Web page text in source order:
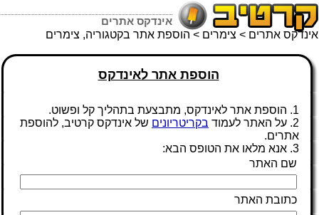
אינדקס אתרים
אינדקס אתרים > צימרים > הוספת אתר בקטגוריה, צימרים
הוספת אתר לאינדקס
1. הוספת אתר לאינדקס, מתבצעת בתהליך קל ופשוט.
2. על האתר לעמוד
בקריטריונים של אינדקס קרטיב, להוספת
אתרים.
3. אנא מלאו את הטופס הבא:
שם האתר
כתובת האתר